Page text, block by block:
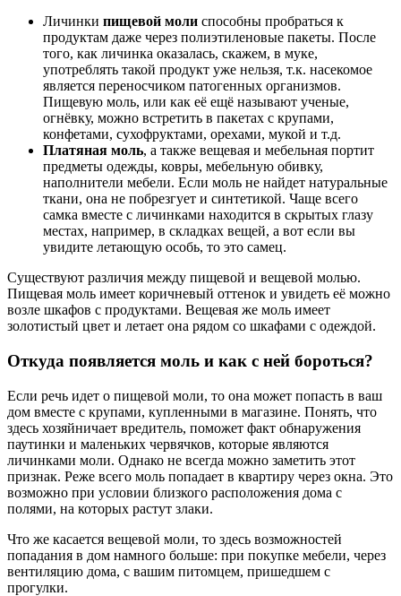
Личинки пищевой моли способны пробраться к
продуктам даже через полиэтиленовые пакеты. После
того, как личинка оказалась, скажем, в муке,
употреблять такой продукт уже нельзя, т.к. насекомое
является переносчиком патогенных организмов.
Пищевую моль, или как её ещё называют ученые,
огнёвку, можно встретить в пакетах с крупами,
конфетами, сухофруктами, орехами, мукой и т.д.
Платяная моль, а также вещевая и мебельная портит
предметы одежды, ковры, мебельную обивку,
наполнители мебели. Если моль не найдет натуральные
ткани, она не побрезгует и синтетикой. Чаще всего
самка вместе с личинками находится в скрытых глазу
местах, например, в складках вещей, а вот если вы
увидите летающую особь, то это самец.
Существуют различия между пищевой и вещевой молью.
Пищевая моль имеет коричневый оттенок и увидеть её можно
возле шкафов с продуктами. Вещевая же моль имеет
золотистый цвет и летает она рядом со шкафами с одеждой.
Откуда появляется моль и как с ней бороться?
Если речь идет о пищевой моли, то она может попасть в ваш
дом вместе с крупами, купленными в магазине. Понять, что
здесь хозяйничает вредитель, поможет факт обнаружения
паутинки и маленьких червячков, которые являются
личинками моли. Однако не всегда можно заметить этот
признак. Реже всего моль попадает в квартиру через окна. Это
возможно при условии близкого расположения дома с
полями, на которых растут злаки.
Что же касается вещевой моли, то здесь возможностей
попадания в дом намного больше: при покупке мебели, через
вентиляцию дома, с вашим питомцем, пришедшем с
прогулки.